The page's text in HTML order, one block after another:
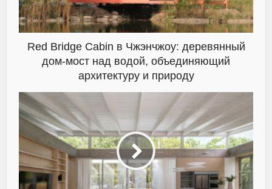
Red Bridge Cabin в Чжэнчжоу: деревянный
дом-мост над водой, объединяющий
архитектуру и природу